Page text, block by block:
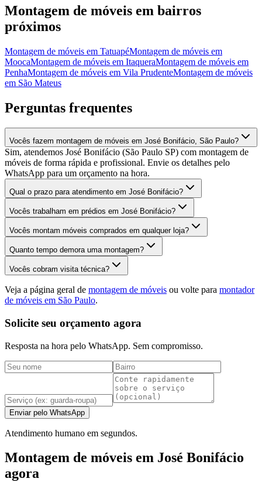
Montagem de móveis em bairros
próximos
Montagem de móveis em TatuapéMontagem de móveis em
MoocaMontagem de móveis em ItaqueraMontagem de móveis em
PenhaMontagem de móveis em Vila PrudenteMontagem de móveis
em São Mateus
Perguntas frequentes
Vocês fazem montagem de móveis em José Bonifácio, São Paulo?
Sim, atendemos José Bonifácio (São Paulo SP) com montagem de
móveis de forma rápida e profissional. Envie os detalhes pelo
WhatsApp para um orçamento na hora.
Qual o prazo para atendimento em José Bonifácio?
Vocês trabalham em prédios em José Bonifácio?
Vocês montam móveis comprados em qualquer loja?
Quanto tempo demora uma montagem?
Vocês cobram visita técnica?
Veja a página geral de montagem de móveis ou volte para montador
de móveis em São Paulo.
Solicite seu orçamento agora
Resposta na hora pelo WhatsApp. Sem compromisso.
Enviar pelo WhatsApp
Atendimento humano em segundos.
Montagem de móveis em José Bonifácio
agora